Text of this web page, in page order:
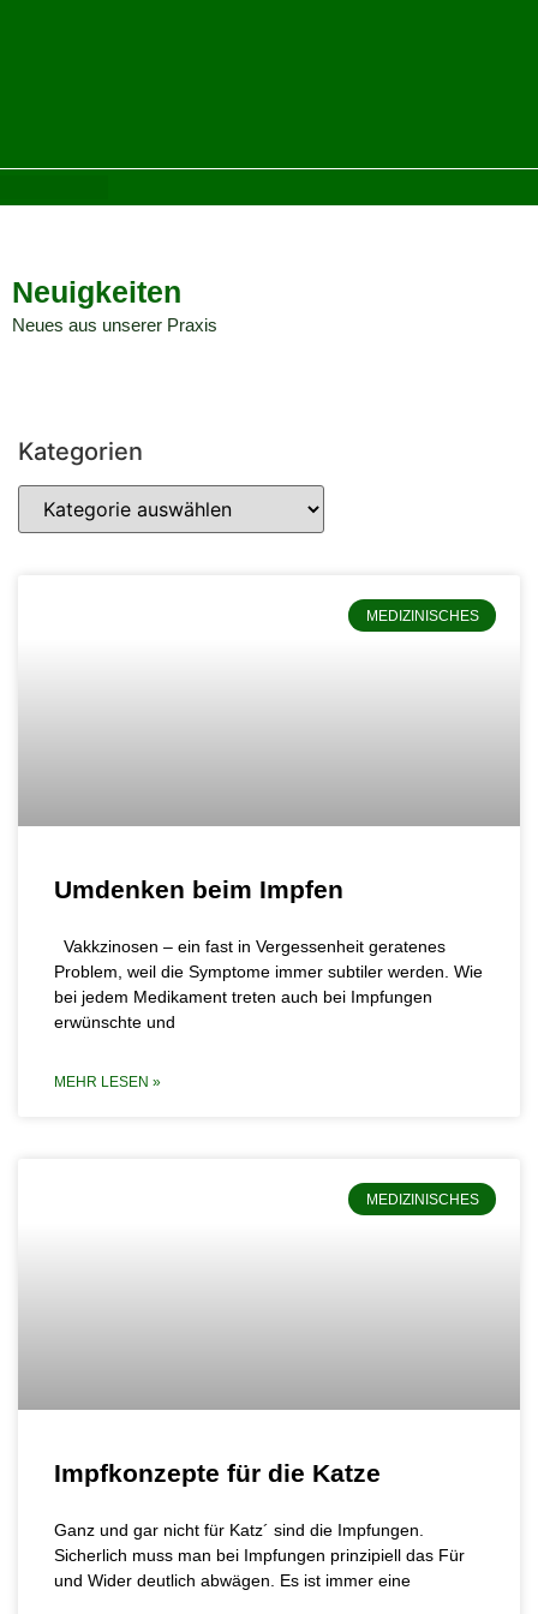
Neuigkeiten
Neues aus unserer Praxis
Kategorien
MEDIZINISCHES
Umdenken beim Impfen
Vakkzinosen – ein fast in Vergessenheit geratenes
Problem, weil die Symptome immer subtiler werden. Wie
bei jedem Medikament treten auch bei Impfungen
erwünschte und
MEHR LESEN »
MEDIZINISCHES
Impfkonzepte für die Katze
Ganz und gar nicht für Katz´ sind die Impfungen.
Sicherlich muss man bei Impfungen prinzipiell das Für
und Wider deutlich abwägen. Es ist immer eine